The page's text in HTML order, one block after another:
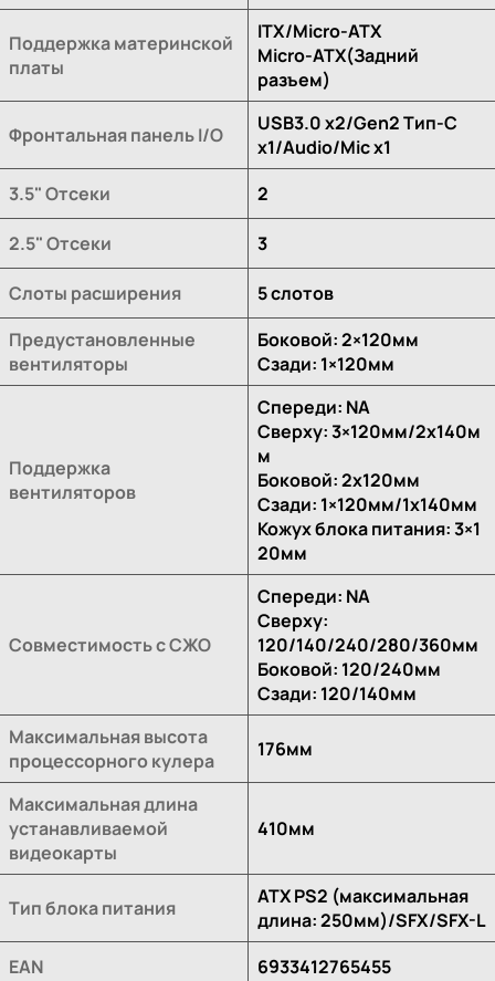
Поддержка материнской
платы
ITX/Micro-ATX
Micro-ATX(Задний
разъем)
Фронтальная панель I/O
USB3.0 x2/Gen2 Тип-C
x1/Audio/Mic x1
3.5" Отсеки
2
2.5" Отсеки 3
Слоты расширения
5 слотов
Предустановленные
вентиляторы
Боковой: 2×120мм
Сзади: 1×120мм
Поддержка
вентиляторов
Спереди: NA
Сверху: 3×120мм/2x140м
м
Боковой: 2x120мм
Сзади: 1×120мм/1x140мм
Кожух блока питания: 3×1
20мм
Совместимость с СЖО
Спереди: NA
Сверху:
120/140/240/280/360мм
Боковой: 120/240мм
Сзади: 120/140мм
Максимальная высота
процессорного кулера
176мм
Максимальная длина
устанавливаемой
видеокарты
410мм
Тип блока питания
ATX PS2 (максимальная
длина: 250мм)/SFX/SFX-L
EAN
6933412765455